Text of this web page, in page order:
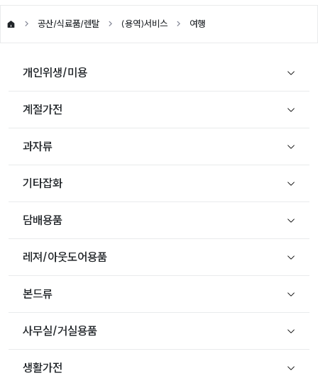
공산/식료품/렌탈 (용역)서비스 여행
개인위생/미용
계절가전
과자류
기타잡화
담배용품
레져/아웃도어용품
본드류
사무실/거실용품
생활가전